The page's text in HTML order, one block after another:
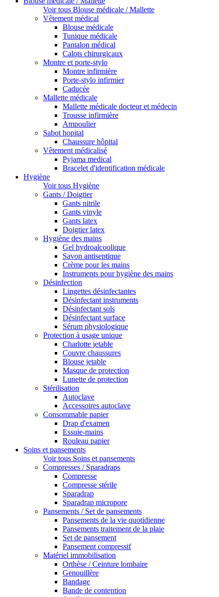
Voir tous Blouse médicale / Mallette
Vêtement médical
Blouse médicale
Tunique médicale
Pantalon médical
Calots chirurgicaux
Montre et porte-stylo
Montre infirmière
Porte-stylo infirmier
Caducée
Mallette médicale
Mallette médicale docteur et médecin
Trousse infirmière
Ampoulier
Sabot hopital
Chaussure hôpital
Vêtement médicalisé
Pyjama medical
Bracelet d'identification médicale
Hygiène
Voir tous Hygiène
Gants / Doigtier
Gants nitrile
Gants vinyle
Gants latex
Doigtier latex
Hygiène des mains
Gel hydroalcoolique
Savon antiseptique
Crème pour les mains
Instruments pour hygiène des mains
Désinfection
Lingettes désinfectantes
Désinfectant instruments
Désinfectant sols
Désinfectant surface
Sérum physiologique
Protection à usage unique
Charlotte jetable
Couvre chaussures
Blouse jetable
Masque de protection
Lunette de protection
Stérilisation
Autoclave
Accessoires autoclave
Consommable papier
Drap d'examen
Essuie-mains
Rouleau papier
Soins et pansements
Voir tous Soins et pansements
Compresses / Sparadraps
Compresse
Compresse stérile
Sparadrap
Sparadrap micropore
Pansements / Set de pansements
Pansements de la vie quotidienne
Pansements traitement de la plaie
Set de pansement
Pansement compressif
Matériel immobilisation
Orthèse / Ceinture lombaire
Genouillère
Bandage
Bande de contention